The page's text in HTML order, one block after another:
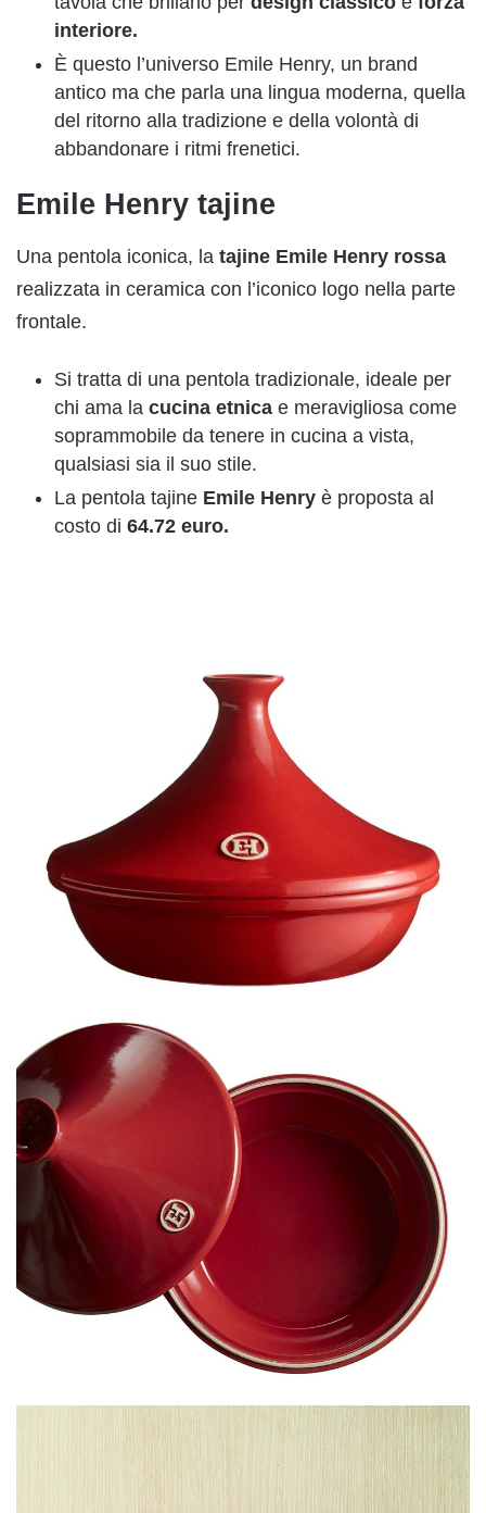
interiore.
È questo l’universo Emile Henry, un brand
antico ma che parla una lingua moderna, quella
del ritorno alla tradizione e della volontà di
abbandonare i ritmi frenetici.
Emile Henry tajine
Una pentola iconica, la tajine Emile Henry rossa
realizzata in ceramica con l’iconico logo nella parte
frontale.
Si tratta di una pentola tradizionale, ideale per
chi ama la cucina etnica e meravigliosa come
soprammobile da tenere in cucina a vista,
qualsiasi sia il suo stile.
La pentola tajine Emile Henry è proposta al
costo di 64.72 euro.